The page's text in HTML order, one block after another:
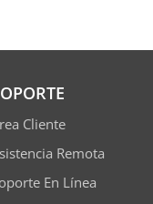
Cliente
Remota
En Línea